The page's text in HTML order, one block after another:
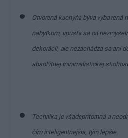
Otvorená kuchyňa býva vybavená
nábytkom, upúšťa sa od
dekorácií, ale nezachádza sa ani
absolútnej minimalistickej
Technika je všadeprítomná a
čím inteligentnejšia, tým lepšie.